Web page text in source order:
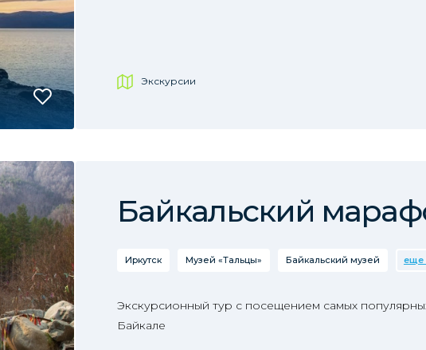
Экскурсии
Байкальский
Иркутск Музей «Тальцы» Байкальский музей еще
Экскурсионный тур с посещением самых
Байкале